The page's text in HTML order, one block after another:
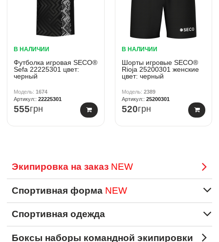
В НАЛИЧИИ
Футболка игровая SECO®
Sefa 22225301 цвет:
черный
1674
22225301
555грн
В НАЛИЧИИ
Шорты игровые SECO®
Rioja 25200301 женские
цвет: черный
2389
25200301
520грн
Экипировка на заказ NEW
Спортивная форма NEW
Спортивная одежда
Боксы наборы командной экипировки